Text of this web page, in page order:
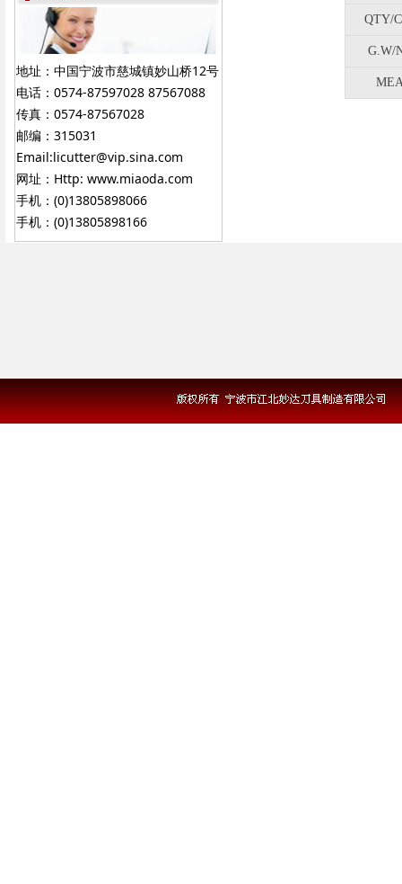
QTY/
G.W/
地址：中国宁波市慈城镇妙山桥12号
电话：0574-87597028 87567088
传真：0574-87567028
邮编：315031
Email:licutter@vip.sina.com
网址：Http: www.miaoda.com
手机：(0)13805898066
手机：(0)13805898166